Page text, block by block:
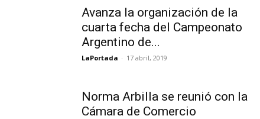
Avanza la organización de la
cuarta fecha del Campeonato
Argentino de...
LaPortada - 17 abril, 2019
Norma Arbilla se reunió con la
Cámara de Comercio